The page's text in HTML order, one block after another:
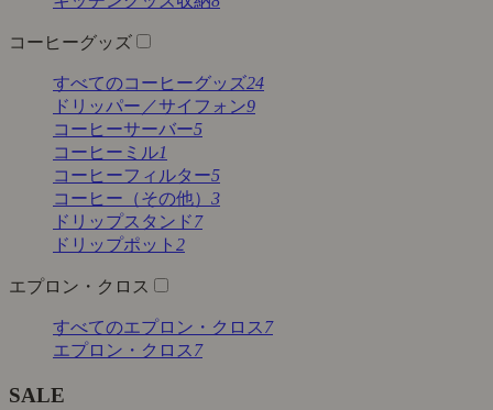
コーヒーグッズ
すべてのコーヒーグッズ24
ドリッパー／サイフォン9
コーヒーサーバー5
コーヒーミル1
コーヒーフィルター5
コーヒー（その他） 3
ドリップスタンド7
ドリップポット 2
エプロン・クロス
すべてのエプロン・クロス 7
エプロン・クロス 7
SALE